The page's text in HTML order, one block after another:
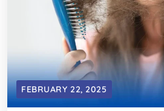
FEBRUARY 22, 2025